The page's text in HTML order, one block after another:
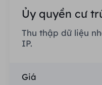
Ủy quyền cư
Thu thập dữ liệu
IP.
Giá